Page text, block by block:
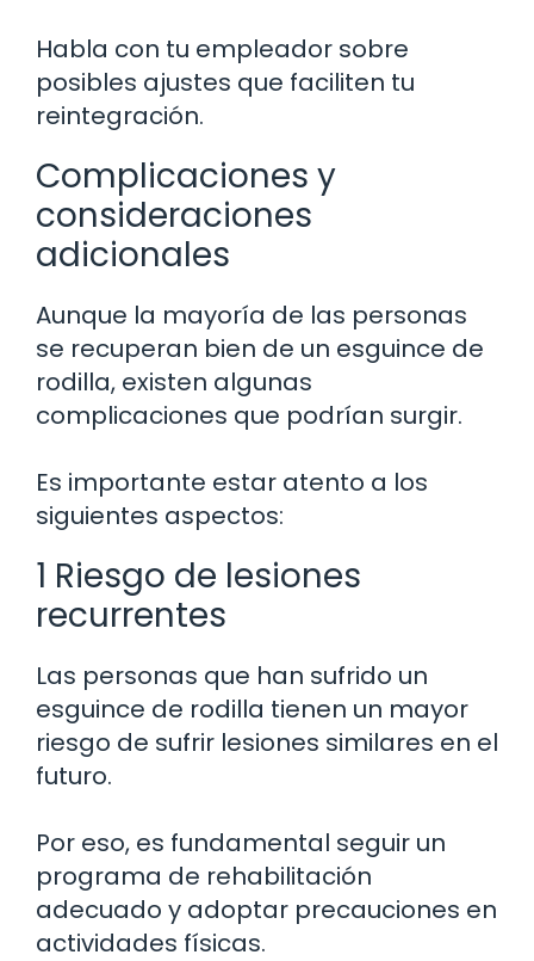
Habla con tu empleador sobre
posibles ajustes que faciliten tu
reintegración.
Complicaciones y
consideraciones
adicionales
Aunque la mayoría de las personas
se recuperan bien de un esguince de
rodilla, existen algunas
complicaciones que podrían surgir.
Es importante estar atento a los
siguientes aspectos:
1 Riesgo de lesiones
recurrentes
Las personas que han sufrido un
esguince de rodilla tienen un mayor
riesgo de sufrir lesiones similares en el
futuro.
Por eso, es fundamental seguir un
programa de rehabilitación
adecuado y adoptar precauciones en
actividades físicas.